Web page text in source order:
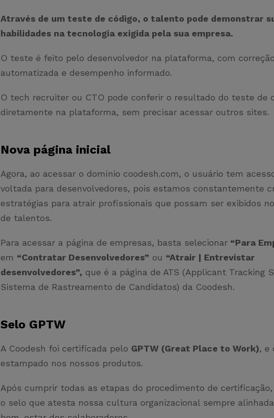
Através de um teste de código, o talento pode demonstrar
habilidades na tecnologia exigida pela sua empresa.
O teste é feito pelo desenvolvedor na plataforma, com
automatizada e desempenho informado.
O tech recruiter ou CTO pode conferir o resultado do teste de
diretamente na plataforma, sem precisar acessar outros sites.
Nova página inicial
Agora, ao acessar o domínio coodesh.com, o usuário tem
voltada para desenvolvedores, pois estamos constantemente
estratégias para atrair profissionais que possam ser exibidos
de talentos.
Para acessar a página de empresas, basta selecionar “Para
em “Contratar Desenvolvedores” ou “Atrair | Entrevistar
desenvolvedores”, que é a página de ATS (Applicant Tracking
Sistema de Rastreamento de Candidatos) da Coodesh.
Selo GPTW
A Coodesh foi certificada pelo GPTW (Great Place to Work), e
estampado nos nossos produtos.
Após cumprir todas as etapas do procedimento de
o selo que atesta nossa cultura organizacional sempre